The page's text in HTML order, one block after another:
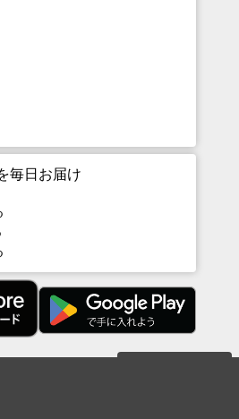
毎日お届け